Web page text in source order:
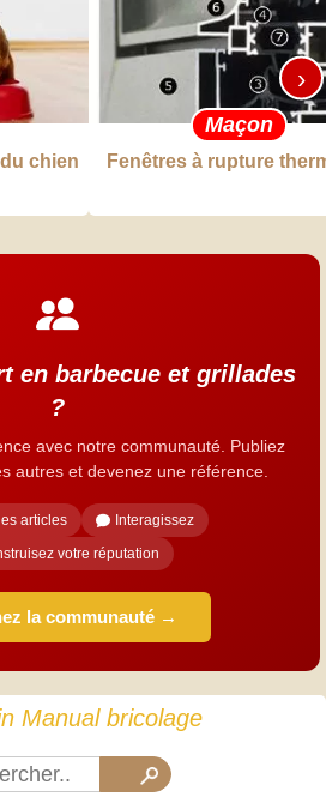
chien
Maçon
Fenêtres à rupture
›
en barbecue et grillades
?
avec notre communauté. Publiez
autres et devenez une référence.
articles
Interagissez
votre réputation
la communauté →
Manual bricolage